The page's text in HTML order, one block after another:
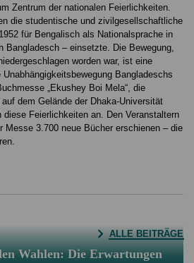
Zentrum der nationalen Feierlichkeiten.
die studentische und zivilgesellschaftliche
für Bengalisch als Nationalsprache in
Bangladesch – einsetzte. Die Bewegung,
worden war, ist eine
Bangladeschs
„Ekushey Boi Mela“, die
dem Gelände der Dhaka-Universität
Feierlichkeiten an. Den Veranstaltern
Messe 3.700 neue Bücher erschienen – die
ALLE BEITRÄGE
Wahlen: Die Erwartungen